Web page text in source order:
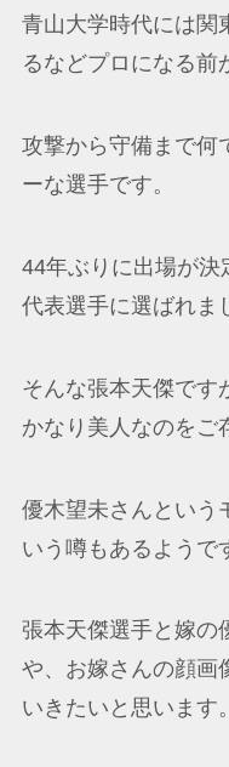
青山大学時代には関
るなどプロになる前
攻撃から守備まで何
ーな選手です。
44年ぶりに出場が決
代表選手に選ばれま
そんな張本天傑です
かなり美人なのをご
優木望未さんという
いう噂もあるようで
張本天傑選手と嫁の
や、お嫁さんの顔画
いきたいと思います。